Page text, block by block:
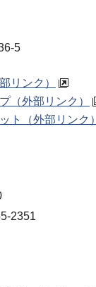
5
リンク）
（外部リンク）
ト（外部リンク）
2351